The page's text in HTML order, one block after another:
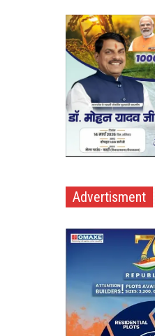
Advertisment